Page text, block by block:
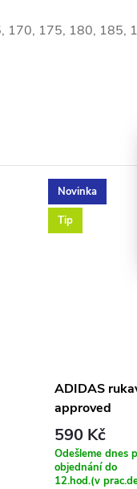
170, 175, 180, 185,
Novinka
Tip
ADIDAS
approved
590 Kč
Odešleme dnes
objednání do
12.hod.(v